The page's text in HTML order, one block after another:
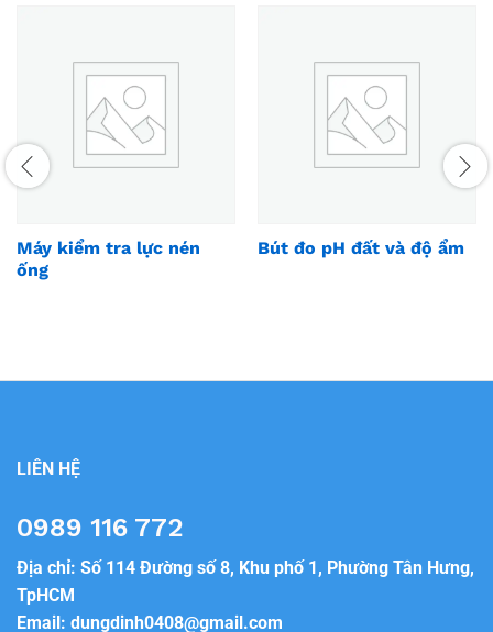
Máy kiểm tra lực nén
ống
Bút đo pH đất và độ ẩm
LIÊN HỆ
0989 116 772
Địa chỉ: Số 114 Đường số 8, Khu phố 1, Phường Tân Hưng,
TpHCM
Email: dungdinh0408@gmail.com